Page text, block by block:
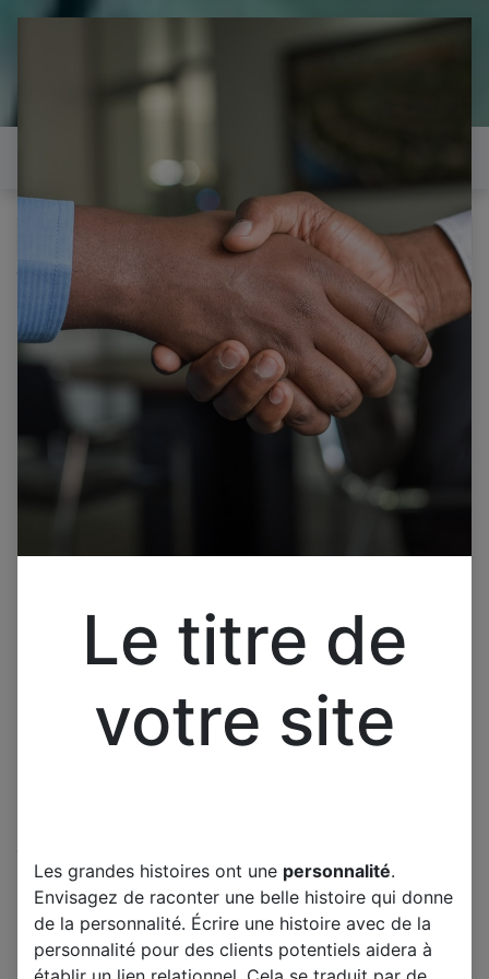
il est temps de
réparer...Electronique 66 est
heureux de vous aider
Tous les produits
Pièce pour tv SAMSUNG UE40C5100QW
PD46AF0E_ZSM BN44-00353A
Pièce pour tv SAMSUNG
UE40C5100QW
PD46AF0E_ZSM BN44-
Le titre de
votre site
Les grandes histoires ont une personnalité.
Envisagez de raconter une belle histoire qui donne
de la personnalité. Écrire une histoire avec de la
personnalité pour des clients potentiels aidera à